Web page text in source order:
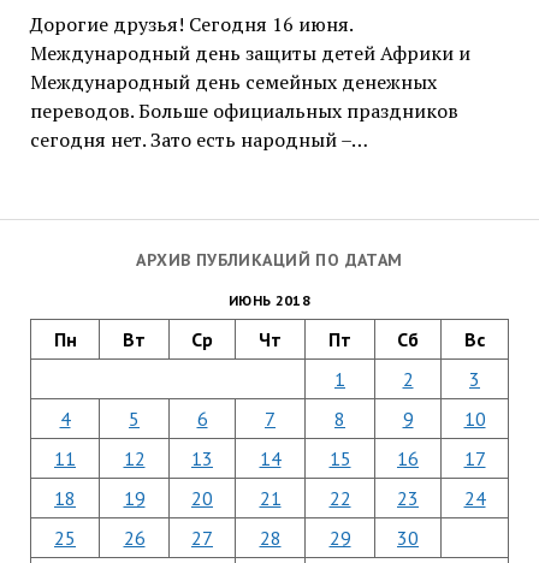
АРХИВ ПУБЛИКАЦИЙ ПО ДАТАМ
ИЮНЬ 2018
Пн Вт Ср Чт Пт Сб Вс
1 2
3
4
5 6 7 8 9
10
11
12 13 14 15 16
17
18
19 20 21 22 23
24
25
26 27 28 29 30
Дорогие друзья! Сегодня 16 июня.
Международный день защиты детей Африки и
Международный день семейных денежных
переводов. Больше официальных праздников
сегодня нет. Зато есть народный –…